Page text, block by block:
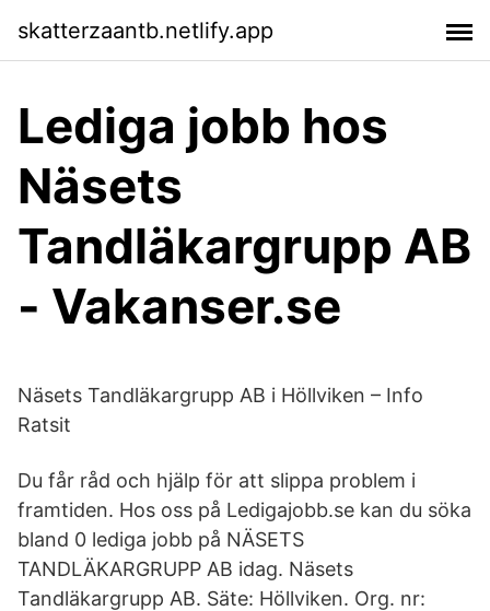
skatterzaantb.netlify.app
Lediga jobb hos
Näsets
Tandläkargrupp AB
- Vakanser.se
Näsets Tandläkargrupp AB i Höllviken – Info
Ratsit
Du får råd och hjälp för att slippa problem i
framtiden. Hos oss på Ledigajobb.se kan du söka
bland 0 lediga jobb på NÄSETS
TANDLÄKARGRUPP AB idag. Näsets
Tandläkargrupp AB. Säte: Höllviken. Org. nr: